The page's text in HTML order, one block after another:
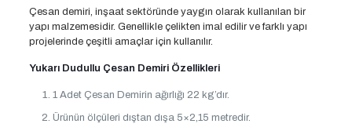
Çesan demiri, inşaat sektöründe yaygın olarak kullanılan bir
yapı malzemesidir. Genellikle çelikten imal edilir ve farklı yapı
projelerinde çeşitli amaçlar için kullanılır.
Yukarı Dudullu Çesan Demiri Özellikleri
1 Adet Çesan Demirin ağırlığı 22 kg’dır.
Ürünün ölçüleri dıştan dışa 5×2,15 metredir.